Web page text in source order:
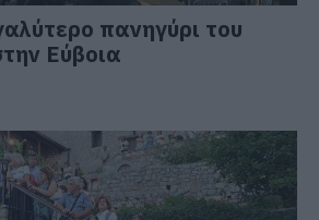
πανηγύρι του
Εύβοια